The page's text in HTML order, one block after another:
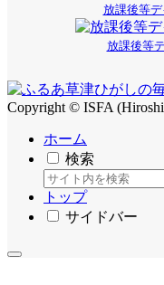
放課後等
放課後等
Copyright © ISFA
ホーム
検索
トップ
サイドバー